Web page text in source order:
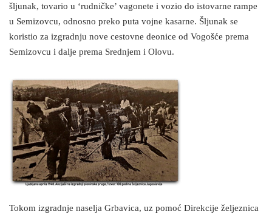
šljunak, tovario u ‘rudničke’ vagonete i vozio do istovarne rampe
u Semizovcu, odnosno preko puta vojne kasarne. Šljunak se
koristio za izgradnju nove cestovne deonice od Vogošće prema
Semizovcu i dalje prema Srednjem i Olovu.
Tokom izgradnje naselja Grbavica, uz pomoć Direkcije željeznica